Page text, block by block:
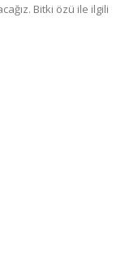
Bitki özü ile ilgili